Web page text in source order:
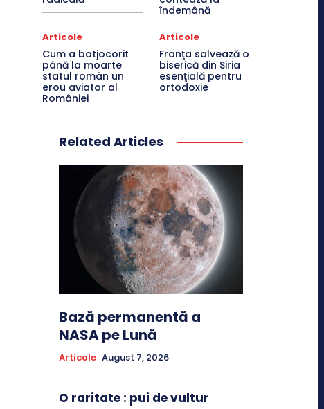
îndemână
Articole
Cum a batjocorit
până la moarte
statul român un
erou aviator al
României
Articole
Franţa salvează o
biserică din Siria
esenţială pentru
ortodoxie
Related Articles
Bază permanentă a
NASA pe Lună
Articole August 7, 2026
O raritate : pui de vultur